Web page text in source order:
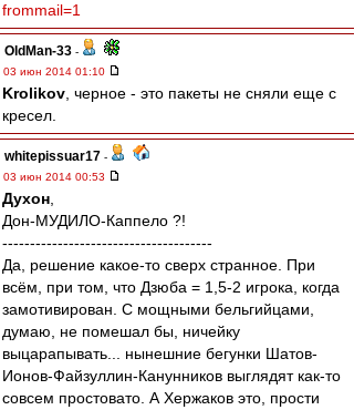
frommail=1
OldMan-33 -
03 июн 2014 01:10
Krolikov , черное - это пакеты не сняли еще с
кресел.
whitepissuar17 -
03 июн 2014 00:53
Духон
Дон-МУДИЛО-Каппело ?!
--------------------------------------
Да, решение какое-то сверх странное. При
всём, при том, что Дзюба = 1,5-2 игрока, когда
замотивирован. С мощными бельгийцами,
думаю, не помешал бы, ничейку
выцарапывать... нынешние бегунки Шатов-
Ионов-Файзуллин-Канунников выглядят как-то
совсем простовато. А Хержаков это, прости